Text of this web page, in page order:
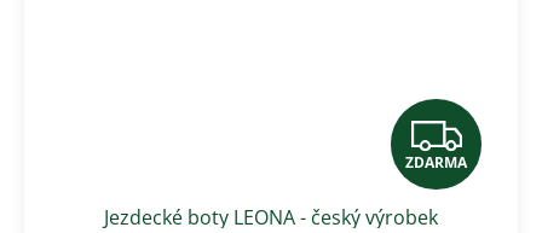
Z
D
ZDARMA
Jezdecké boty LEONA - český výrobek